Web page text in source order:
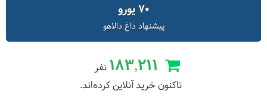
70 یورو
پیشنهاد داغ دالاهو
183,211نفر
تاکنون خرید آنلاین کرده‌اند.